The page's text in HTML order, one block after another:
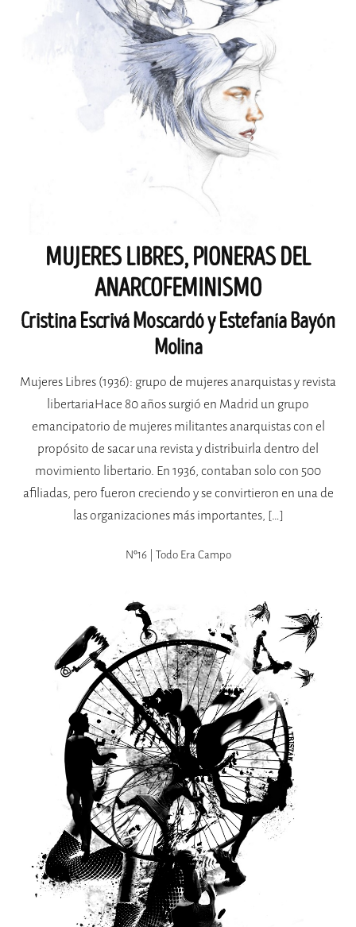
MUJERES LIBRES, PIONERAS DEL
ANARCOFEMINISMO
Cristina Escrivá Moscardó y Estefanía Bayón
Molina
Mujeres Libres (1936): grupo de mujeres anarquistas y revista
libertariaHace 80 años surgió en Madrid un grupo
emancipatorio de mujeres militantes anarquistas con el
propósito de sacar una revista y distribuirla dentro del
movimiento libertario. En 1936, contaban solo con 500
afiliadas, pero fueron creciendo y se convirtieron en una de
las organizaciones más importantes, […]
Nº16 | Todo Era Campo